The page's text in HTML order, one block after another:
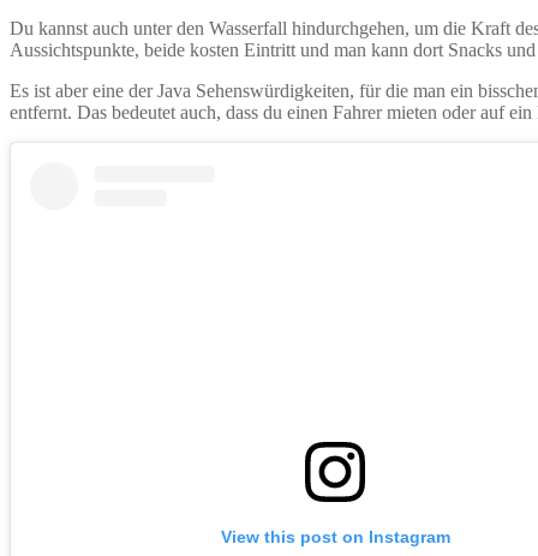
Du kannst auch unter den Wasserfall hindurchgehen, um die Kraft
Aussichtspunkte, beide kosten Eintritt und man kann dort Snacks
Es ist aber eine der Java Sehenswürdigkeiten, für die man ein
entfernt. Das bedeutet auch, dass du einen Fahrer mieten oder auf
View this post on Instagram